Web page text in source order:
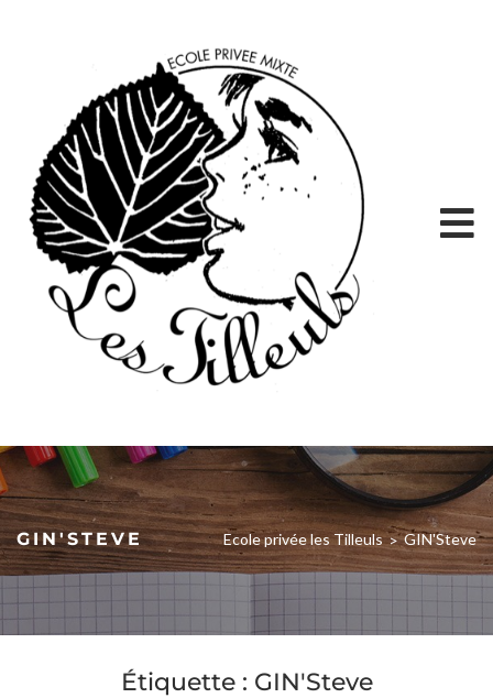
GIN'STEVE Ecole privée les Tilleuls > GIN'Steve
Étiquette : GIN'Steve